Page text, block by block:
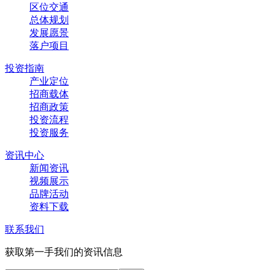
区位交通
总体规划
发展愿景
落户项目
投资指南
产业定位
招商载体
招商政策
投资流程
投资服务
资讯中心
新闻资讯
视频展示
品牌活动
资料下载
联系我们
获取第一手我们的资讯信息